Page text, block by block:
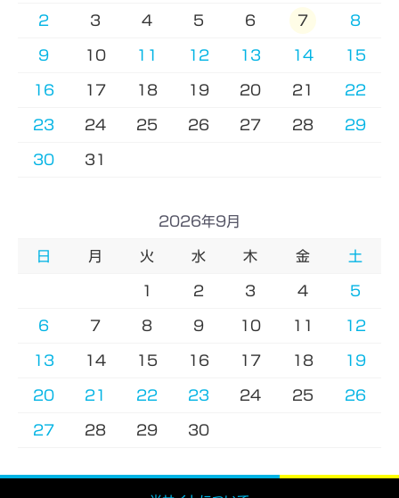
2 3 4 5 6 7 8
9 10 11 12 13 14 15
16 17 18 19 20 21 22
23 24 25 26 27 28 29
30 31
2026年9月
日 月 火 水 木 金 土
1 2 3 4 5
6 7 8 9 10 11 12
13 14 15 16 17 18 19
20 21 22 23 24 25 26
27 28 29 30